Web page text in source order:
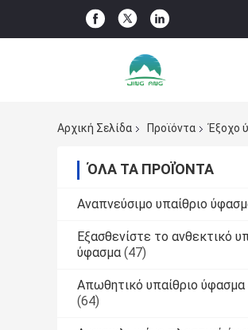
Αρχική Σελίδα
Προϊόντα Έξοχο
ΌΛΑ ΤΑ ΠΡΟΪΌΝΤΑ
Αναπνεύσιμο υπαίθριο
Εξασθενίστε το ανθεκτικό
ύφασμα (47)
Απωθητικό υπαίθριο ύφασμα
(64)